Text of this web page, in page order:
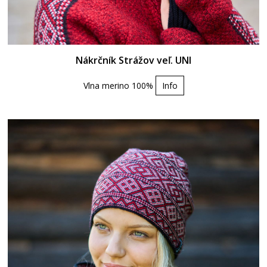
Nákrčník Strážov veľ. UNI
Vlna merino 100% Info